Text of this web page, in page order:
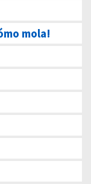
mola!